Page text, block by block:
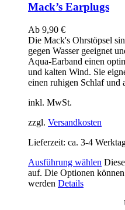
Mack’s Earplugs
Ab 9,90 €
Die Mack's Ohrstöpsel
gegen Wasser geeignet
Aqua-Earband einen
und kalten Wind. Sie
einen ruhigen Schlaf und
inkl. MwSt.
zzgl. Versandkosten
Lieferzeit: ca. 3-4
Ausführung wählen
auf. Die Optionen
werden Details